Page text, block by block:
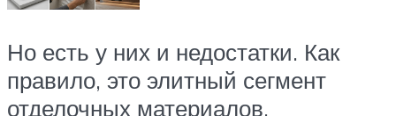
Но есть у них и недостатки. Как
правило, это элитный сегмент
отделочных материалов,